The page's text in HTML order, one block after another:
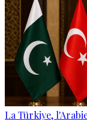
La Türkiye,